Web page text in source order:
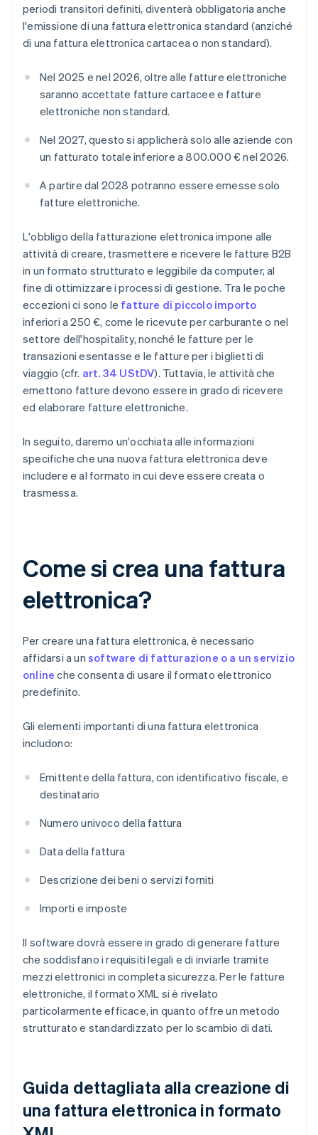
periodi transitori definiti, diventerà obbligatoria anche
l'emissione di una fattura elettronica standard (anziché
di una fattura elettronica cartacea o non standard).
Nel 2025 e nel 2026, oltre alle fatture elettroniche
saranno accettate fatture cartacee e fatture
elettroniche non standard.
Nel 2027, questo si applicherà solo alle aziende con
un fatturato totale inferiore a 800.000 € nel 2026.
A partire dal 2028 potranno essere emesse solo
fatture elettroniche.
L'obbligo della fatturazione elettronica impone alle
attività di creare, trasmettere e ricevere le fatture B2B
in un formato strutturato e leggibile da computer, al
fine di ottimizzare i processi di gestione. Tra le poche
eccezioni ci sono le fatture di piccolo importo
inferiori a 250 €, come le ricevute per carburante o nel
settore dell'hospitality, nonché le fatture per le
transazioni esentasse e le fatture per i biglietti di
viaggio (cfr. art. 34 UStDV). Tuttavia, le attività che
emettono fatture devono essere in grado di ricevere
ed elaborare fatture elettroniche.
In seguito, daremo un'occhiata alle informazioni
specifiche che una nuova fattura elettronica deve
includere e al formato in cui deve essere creata o
trasmessa.
Come si crea una fattura
elettronica?
Per creare una fattura elettronica, è necessario
affidarsi a un software di fatturazione o a un servizio
online che consenta di usare il formato elettronico
predefinito.
Gli elementi importanti di una fattura elettronica
includono:
Emittente della fattura, con identificativo fiscale, e
destinatario
Numero univoco della fattura
Data della fattura
Descrizione dei beni o servizi forniti
Importi e imposte
Il software dovrà essere in grado di generare fatture
che soddisfano i requisiti legali e di inviarle tramite
mezzi elettronici in completa sicurezza. Per le fatture
elettroniche, il formato XML si è rivelato
particolarmente efficace, in quanto offre un metodo
strutturato e standardizzato per lo scambio di dati.
Guida dettagliata alla creazione di
una fattura elettronica in formato